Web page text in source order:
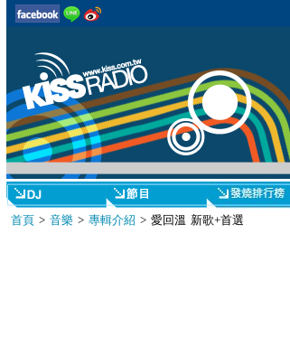
首頁> 音樂> 專輯介紹 > 愛回溫 新歌+首選